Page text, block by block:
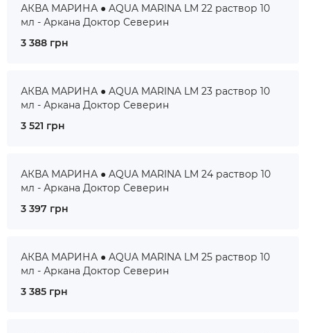
АКВА МАРИНА ● AQUA MARINA LM 22 раствор 10
мл - Аркана Доктор Северин
3 388 грн
АКВА МАРИНА ● AQUA MARINA LM 23 раствор 10
мл - Аркана Доктор Северин
3 521 грн
АКВА МАРИНА ● AQUA MARINA LM 24 раствор 10
мл - Аркана Доктор Северин
3 397 грн
АКВА МАРИНА ● AQUA MARINA LM 25 раствор 10
мл - Аркана Доктор Северин
3 385 грн